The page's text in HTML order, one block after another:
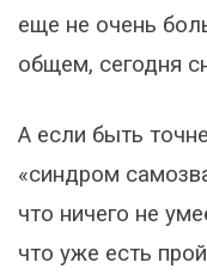
еще не очень
общем, сегодня
А если быть
«синдром
что ничего не
что уже есть